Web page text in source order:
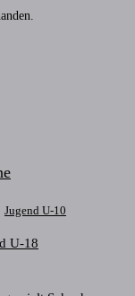
Jugend U-10
U-18